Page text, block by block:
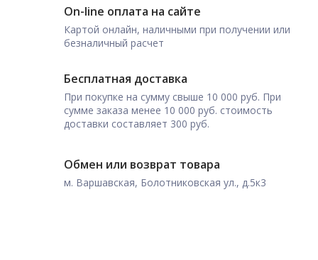
On-line оплата на сайте
Картой онлайн, наличными при получении или
безналичный расчет
Бесплатная доставка
При покупке на сумму свыше 10 000 руб. При
сумме заказа менее 10 000 руб. стоимость
доставки составляет 300 руб.
Обмен или возврат товара
м. Варшавская, Болотниковская ул., д.5к3